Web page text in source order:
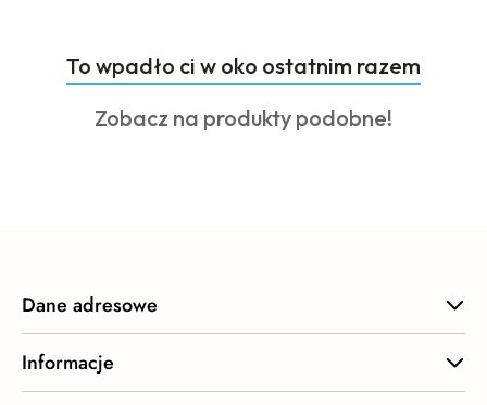
Pomiń karuzelę produktów
Produkty
o
statusie:
To wpadło ci w oko ostatnim razem
Produkty
Zobacz na produkty podobne!
Dane adresowe
Informacje